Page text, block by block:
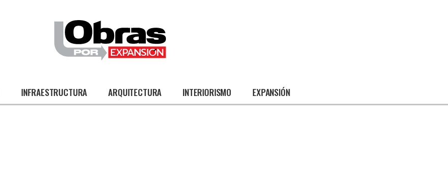
INFRAESTRUCTURA ARQUITECTURA INTERIORISMO EXPANSIÓN